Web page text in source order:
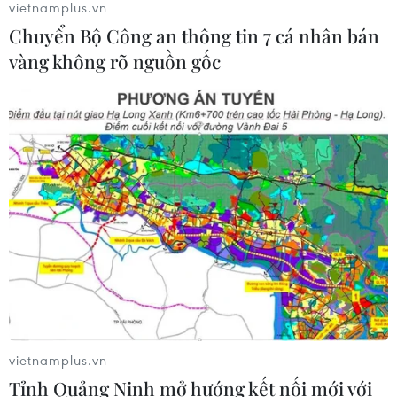
Xem thêm
CƠ QUAN CHỦ QUẢN: THÔNG TẤN XÃ VIỆT NAM
Tổng Biên tập: TRẦN TIẾN DUẨN
Phó Tổng Biên tập: NGUYỄN THỊ TÁM, KHÚC THANH
THỦY
Quy định sử dụng
RSS
Ngôn ngữ
TTXVN
vietnamplus.vn
Chuyển Bộ Công an thông tin 7 cá nhân bán
vàng không rõ nguồn gốc
vietnamplus.vn
Tỉnh Quảng Ninh mở hướng kết nối mới với